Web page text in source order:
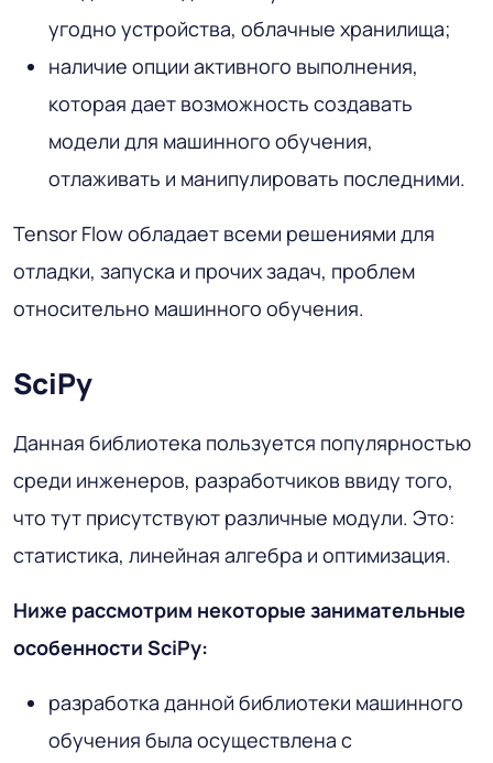
угодно устройства, облачные хранилища;
наличие опции активного выполнения,
которая дает возможность создавать
модели для машинного обучения,
отлаживать и манипулировать последними.
Tensor Flow обладает всеми решениями для
отладки, запуска и прочих задач, проблем
относительно машинного обучения.
SciPy
Данная библиотека пользуется популярностью
среди инженеров, разработчиков ввиду того,
что тут присутствуют различные модули. Это:
статистика, линейная алгебра и оптимизация.
Ниже рассмотрим некоторые занимательные
особенности SciPy:
разработка данной библиотеки машинного
обучения была осуществлена с